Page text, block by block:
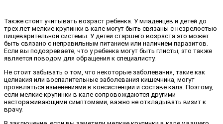
Также стоит учитывать возраст ребенка. У младенцев и детей до
трех лет мелкие крупинки в кале могут быть связаны с незрелостью
пищеварительной системы. У детей старшего возраста это может
быть связано с неправильным питанием или наличием паразитов.
Если вы подозреваете, что у ребенка могут быть глисты, это также
является поводом для обращения к специалисту.
Не стоит забывать о том, что некоторые заболевания, такие как
целиакия или воспалительные заболевания кишечника, могут
проявляться изменениями в консистенции и составе кала. Поэтому,
если мелкие крупинки в кале сопровождаются другими
настораживающими симптомами, важно не откладывать визит к
врачу.